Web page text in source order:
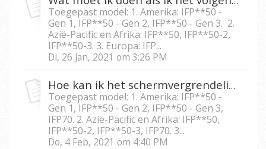
Toegepast model: 1. Amerika: IFP**50 -
Gen 1, IFP**50 - Gen 2, IFP**50 - Gen 3. 2.
Azië-Pacific en Afrika: IFP**50, IFP**50-2,
IFP**50-3. 3. Europa: IFP...
Di, 26 Jan, 2021 om 3:26 PM
Hoe kan ik het schermvergrendeling wachtwoord voor IFP5550/IFP6550/IFP7550/IFP8650 opnieuw instellen?
Toegepast model: 1. Amerika: IFP**50 -
Gen 1, IFP**50 - Gen 2, IFP**50 - Gen 3,
IFP70. 2. Azië-Pacific en Afrika: IFP**50,
IFP**50-2, IFP**50-3, IFP70. 3...
Do, 4 Feb, 2021 om 4:40 PM